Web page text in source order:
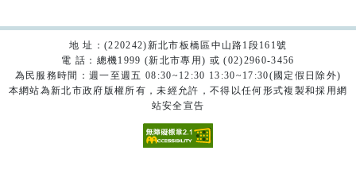
地 址：(220242)新北市板橋區中山路1段161號
電 話：總機1999 (新北市專用) 或 (02)2960-3456
為民服務時間：週一至週五 08:30~12:30 13:30~17:30(國定假日除外)
本網站為新北市政府版權所有，未經允許，不得以任何形式複製和採用網
站安全宣告